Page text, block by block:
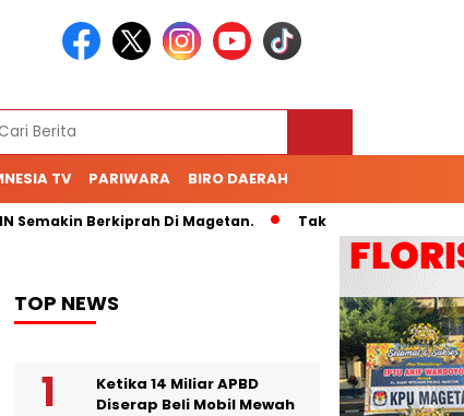
TV PARIWARA BIRO DAERAH
Berkiprah Di Magetan. Tak Kunjung Bayar
TOP NEWS
Ketika 14 Miliar APBD
Diserap Beli Mobil Mewah